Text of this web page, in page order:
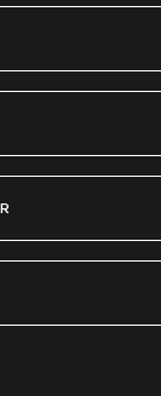
Size Kolsuz Tişört
XL